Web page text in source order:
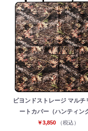
ビヨンドストレージ マルチ
ートカバー（ハンティン
￥3,850 （税込）